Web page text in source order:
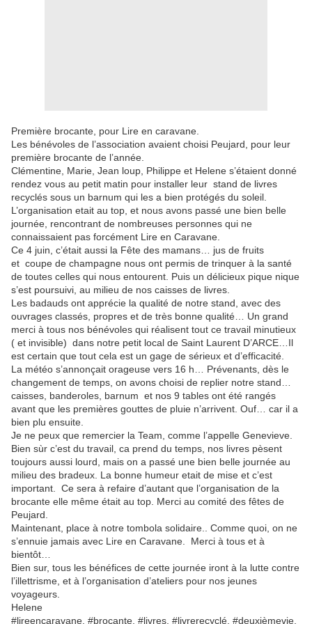
Première brocante, pour Lire en caravane.
Les bénévoles de l’association avaient choisi Peujard, pour leur
première brocante de l’année.
Clémentine, Marie, Jean loup, Philippe et Helene s’étaient donné
rendez vous au petit matin pour installer leur stand de livres
recyclés sous un barnum qui les a bien protégés du soleil.
L’organisation etait au top, et nous avons passé une bien belle
journée, rencontrant de nombreuses personnes qui ne
connaissaient pas forcément Lire en Caravane.
Ce 4 juin, c’était aussi la Fête des mamans… jus de fruits
et coupe de champagne nous ont permis de trinquer à la santé
de toutes celles qui nous entourent. Puis un délicieux pique nique
s’est poursuivi, au milieu de nos caisses de livres.
Les badauds ont apprécie la qualité de notre stand, avec des
ouvrages classés, propres et de très bonne qualité… Un grand
merci à tous nos bénévoles qui réalisent tout ce travail minutieux
( et invisible) dans notre petit local de Saint Laurent D’ARCE…Il
est certain que tout cela est un gage de sérieux et d’efficacité.
La météo s’annonçait orageuse vers 16 h… Prévenants, dès le
changement de temps, on avons choisi de replier notre stand…
caisses, banderoles, barnum et nos 9 tables ont été rangés
avant que les premières gouttes de pluie n’arrivent. Ouf… car il a
bien plu ensuite.
Je ne peux que remercier la Team, comme l’appelle Genevieve.
Bien sùr c’est du travail, ca prend du temps, nos livres pèsent
toujours aussi lourd, mais on a passé une bien belle journée au
milieu des bradeux. La bonne humeur etait de mise et c’est
important. Ce sera à refaire d’autant que l’organisation de la
brocante elle même était au top. Merci au comité des fêtes de
Peujard.
Maintenant, place à notre tombola solidaire.. Comme quoi, on ne
s’ennuie jamais avec Lire en Caravane. Merci à tous et à
bientôt…
Bien sur, tous les bénéfices de cette journée iront à la lutte contre
l’illettrisme, et à l’organisation d’ateliers pour nos jeunes
voyageurs.
Helene
#lireencaravane, #brocante, #livres, #livrerecyclé, #deuxièmevie,